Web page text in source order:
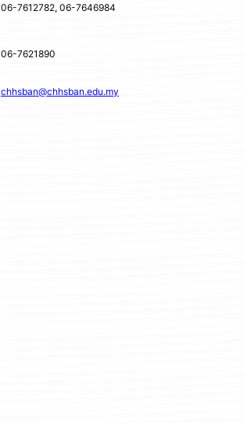
06-7612782, 06-7646984
06-7621890
chhsban@chhsban.edu.my